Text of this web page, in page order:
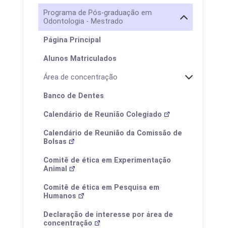
Processos Seletivos
Programa de Pós-graduação em
Odontologia - Mestrado
Página Principal
Alunos Matriculados
Área de concentração
Banco de Dentes
Calendário de Reunião Colegiado
Calendário de Reunião da Comissão de
Bolsas
Comitê de ética em Experimentação
Animal
Comitê de ética em Pesquisa em
Humanos
Declaração de interesse por área de
concentração